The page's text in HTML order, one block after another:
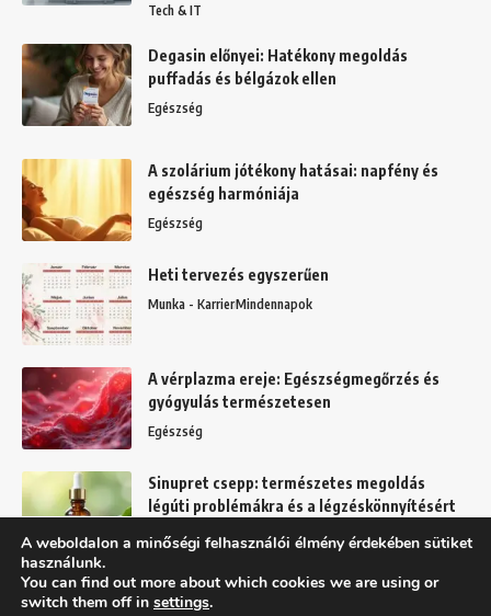
Tech & IT
Degasin előnyei: Hatékony megoldás
puffadás és bélgázok ellen
Egészség
A szolárium jótékony hatásai: napfény és
egészség harmóniája
Egészség
Heti tervezés egyszerűen
Munka - KarrierMindennapok
A vérplazma ereje: Egészségmegőrzés és
gyógyulás természetesen
Egészség
Sinupret csepp: természetes megoldás
légúti problémákra és a légzéskönnyítésért
Egészség
A weboldalon a minőségi felhasználói élmény érdekében sütiket
használunk.
You can find out more about which cookies we are using or
switch them off in settings.